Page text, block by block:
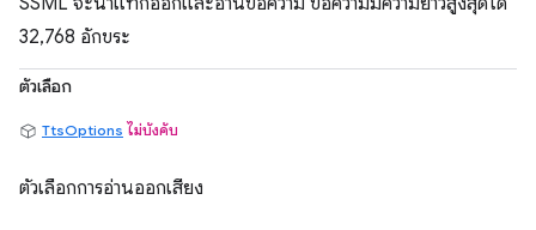
32,768 อักขระ
ตัวเลือก
TtsOptions ไม่บังคับ
ตัวเลือกการอ่านออกเสียง